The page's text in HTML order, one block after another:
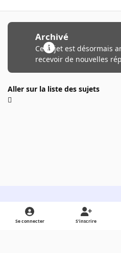
Archivé
Ce sujet est désormais
recevoir de nouvelles
Aller sur la liste des sujets
Light ModeDark ModeSystem Preference
Se connecter S’inscrire